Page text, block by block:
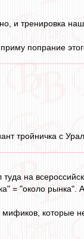
и тренировка
попрание
тройничка с
туда на
= "около рынка".
которые